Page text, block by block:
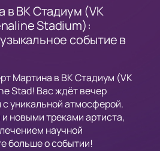
в ВК Стадиум (VK
Stadium):
событие в
Мартина в ВК Стадиум (VK
Stad! Вас ждёт вечер
уникальной атмосферой.
новыми треками артиста,
научной
больше о событии!